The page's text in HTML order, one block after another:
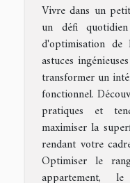
Vivre dans un
un défi
d'optimisation de
astuces
transformer un
fonctionnel.
pratiques et
maximiser la
rendant votre
Optimiser le
appartement,